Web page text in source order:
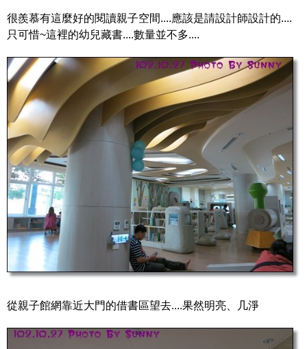
很羨慕有這麼好的閱讀親子空間....應該是請設計師設計的....
只可惜~這裡的幼兒藏書....數量並不多....
從親子館網靠近大門的借書區望去....果然明亮、几淨